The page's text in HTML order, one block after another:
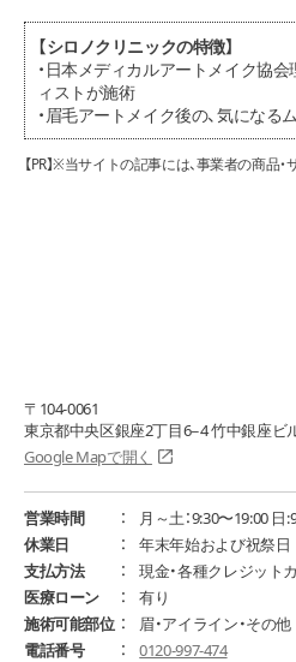
【シロノクリニックの特徴】
・日本メディカルアートメイク協
ィストが施術
・眉毛アートメイク後の、気になる
【PR】※当サイトの記事には、事業者の商品
〒104-0061
東京都中央区銀座2丁目6−4 竹中銀座ビ
Google Mapで開く
営業時間
月～土：9:30〜19:00 日
休業日
年末年始および祝祭日
支払方法
現金・各種クレジット
医療ローン
有り
施術可能部位
眉・アイライン・その他
電話番号
0120-997-474